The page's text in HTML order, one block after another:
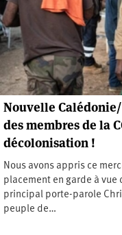
Nouvelle
des membres de la
décolonisation !
Nous avons appris ce
placement en garde à vue
principal porte-parole
peuple de…